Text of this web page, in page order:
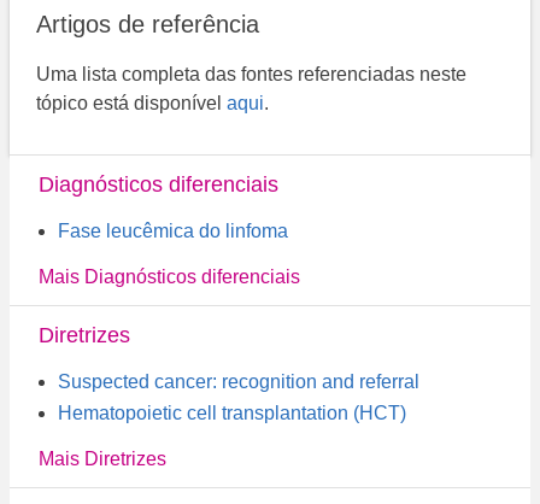
Artigos de referência
Uma lista completa das fontes referenciadas neste
tópico está disponívelaqui.
Diagnósticos diferenciais
Fase leucêmica do linfoma
Mais Diagnósticos diferenciais
Diretrizes
Suspected cancer: recognition and referral
Hematopoietic cell transplantation (HCT)
Mais Diretrizes